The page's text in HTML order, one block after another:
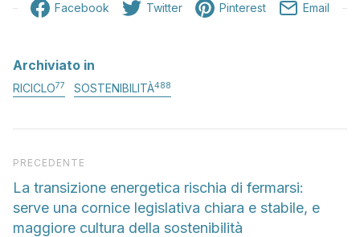
Facebook Twitter Pinterest Email
Archiviato in
RICICLO77 SOSTENIBILITÀ488
Articolo precedente
PRECEDENTE
La transizione energetica rischia di fermarsi:
serve una cornice legislativa chiara e stabile, e
maggiore cultura della sostenibilità